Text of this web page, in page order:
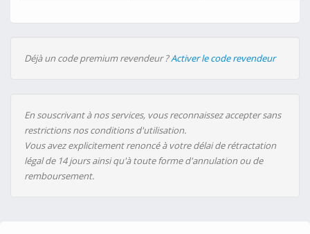
Déjà un code premium revendeur ?Activer le code revendeur
En souscrivant à nos services, vous reconnaissez accepter sans
restrictions nos conditions d'utilisation.
Vous avez explicitement renoncé à votre délai de rétractation
légal de 14 jours ainsi qu'à toute forme d'annulation ou de
remboursement.